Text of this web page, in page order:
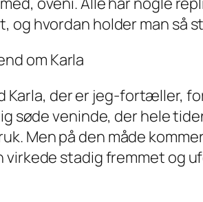
hvordan holder man så
om Karla
der er jeg-fortæller,
søde veninde, der hele
Men på den måde
stadig fremmet og